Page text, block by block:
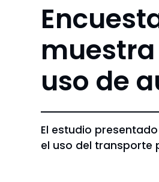
uso de
El estudio
el uso del transporte